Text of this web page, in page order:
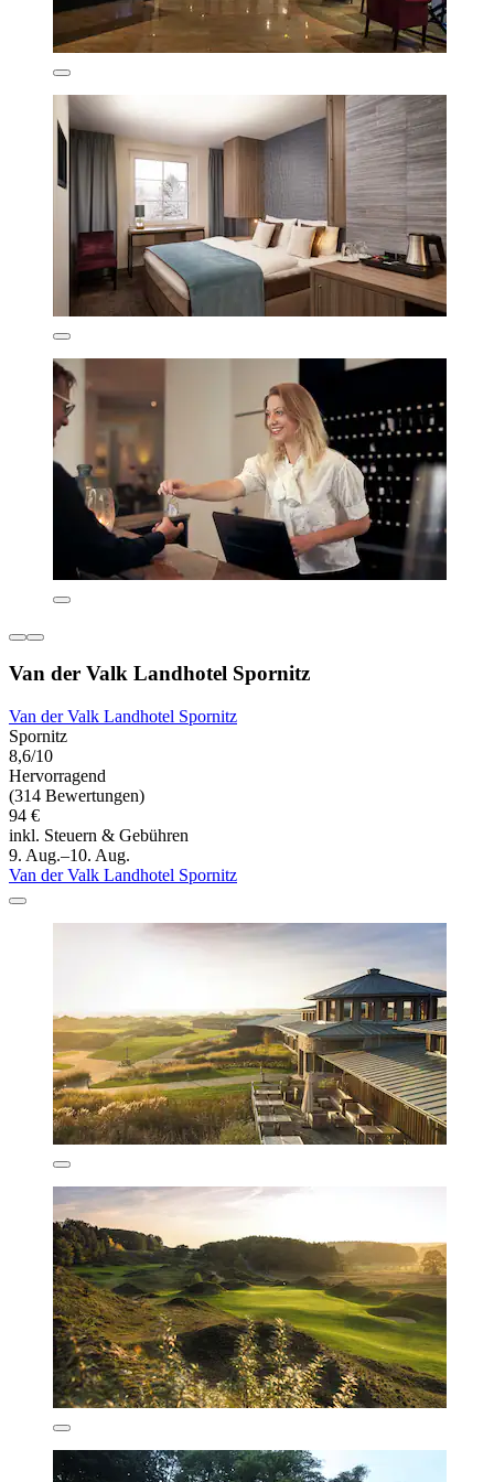
Van der Valk Landhotel Spornitz
Van der Valk Landhotel Spornitz
Spornitz
8,6/10
Hervorragend
(314 Bewertungen)
94 €
inkl. Steuern & Gebühren
9. Aug.–10. Aug.
Van der Valk Landhotel Spornitz